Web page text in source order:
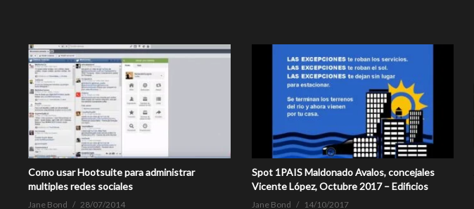
Como usar Hootsuite para administrar
multiples redes sociales
Jane Bond 28/07/2014
Spot 1PAIS Maldonado Avalos, concejales
Vicente López, Octubre 2017 – Edificios
Jane Bond 14/10/2017